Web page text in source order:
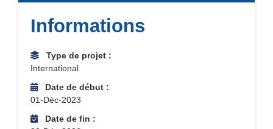
Informations
Type de projet :
International
Date de début :
01-Déc-2023
Date de fin :